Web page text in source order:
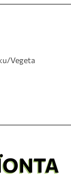
Vegeta